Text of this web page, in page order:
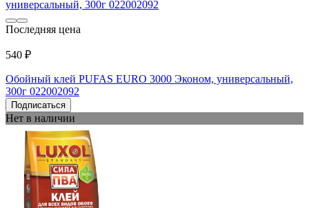
Последняя цена
540 ₽
Обойный клей PUFAS EURO 3000 Эконом, универсальный,
300г 022002092
Подписаться
Нет в наличии